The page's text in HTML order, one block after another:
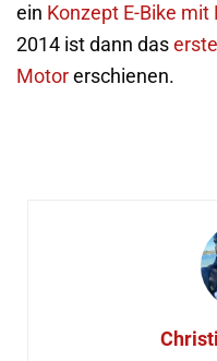
ein Konzept E-Bike
2014 ist dann das
Motor erschienen.